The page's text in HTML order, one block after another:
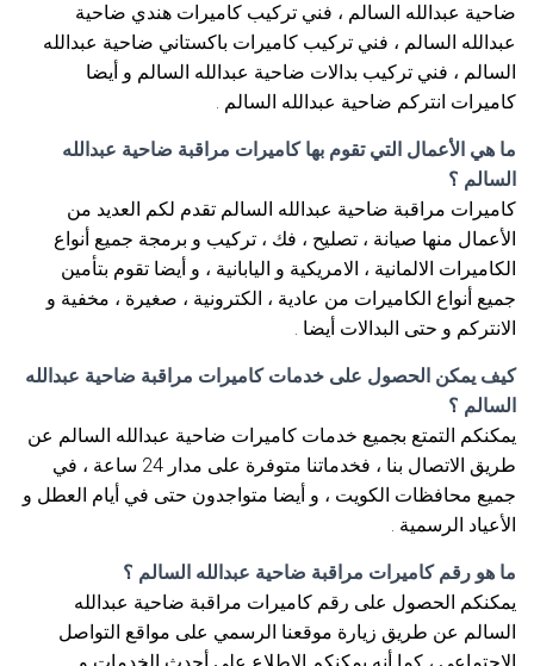
ضاحية عبدالله السالم ، فني تركيب كاميرات هندي ضاحية
عبدالله السالم ، فني تركيب كاميرات باكستاني ضاحية عبدالله
السالم ، فني تركيب بدالات ضاحية عبدالله السالم و أيضا
كاميرات انتركم ضاحية عبدالله السالم .
ما هي الأعمال التي تقوم بها كاميرات مراقبة ضاحية عبدالله
السالم ؟
كاميرات مراقبة ضاحية عبدالله السالم تقدم لكم العديد من
الأعمال منها صيانة ، تصليح ، فك ، تركيب و برمجة جميع أنواع
الكاميرات الالمانية ، الامريكية و اليابانية ، و أيضا تقوم بتأمين
جميع أنواع الكاميرات من عادية ، الكترونية ، صغيرة ، مخفية و
الانتركم و حتى البدالات أيضا .
كيف يمكن الحصول على خدمات كاميرات مراقبة ضاحية عبدالله
السالم ؟
يمكنكم التمتع بجميع خدمات كاميرات ضاحية عبدالله السالم عن
طريق الاتصال بنا ، فخدماتنا متوفرة على مدار 24 ساعة ، في
جميع محافظات الكويت ، و أيضا متواجدون حتى في أيام العطل و
الأعياد الرسمية .
ما هو رقم كاميرات مراقبة ضاحية عبدالله السالم ؟
يمكنكم الحصول على رقم كاميرات مراقبة ضاحية عبدالله
السالم عن طريق زيارة موقعنا الرسمي على مواقع التواصل